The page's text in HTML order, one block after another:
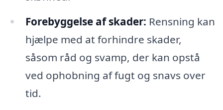
Forebyggelse af skader: Rensning kan
hjælpe med at forhindre skader,
såsom råd og svamp, der kan opstå
ved ophobning af fugt og snavs over
tid.